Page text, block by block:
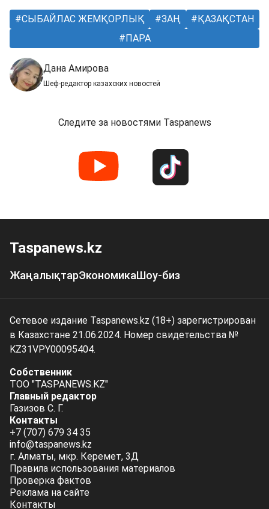
СЫБАЙЛАС ЖЕМҚОРЛЫҚ ЗАҢ
ҚАЗАҚСТАН
ПАРА
Дана Амирова
Шеф-редактор казахских новостей
Следите за новостями Taspanews
Taspanews.kz
ЖаңалықтарЭкономикаШоу-биз
Сетевое издание Taspanews.kz (18+) зарегистрирован
в Казахстане 21.06.2024. Номер свидетельства №
KZ31VPY00095404.
Собственник
ТОО "TASPANEWS.KZ"
Главный редактор
Газизов С. Г.
Контакты
+7 (707) 679 34 35
info@taspanews.kz
г. Алматы, мкр. Керемет, 3Д
Правила использования материалов
Проверка фактов
Реклама на сайте
Контакты